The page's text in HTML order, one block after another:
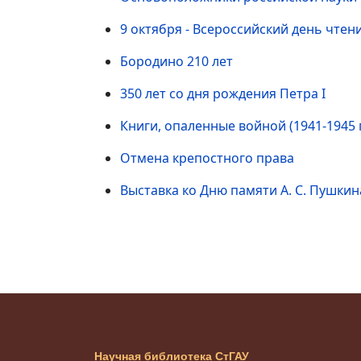
9 октября - Всероссийский день
Бородино 210 лет
350 лет со дня рождения Петра I
Книги, опаленные войной (1941-1945
Отмена крепостного права
Выставка ко Дню памяти А. С.
Научная библиотека СтГАУ